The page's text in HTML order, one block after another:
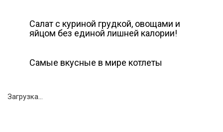
Салат с куриной грудкой, овощами и
яйцом без единой лишней калории!
Самые вкусные в мире котлеты
Загрузка...